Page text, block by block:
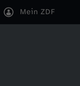
Mein ZDF